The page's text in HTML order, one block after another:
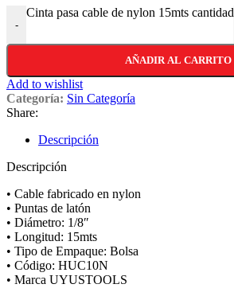
-
Cinta pasa cable de nylon 15mts cantidad
AÑADIR AL CARRITO
Add to wishlist
Categoría: Sin Categoría
Share:
Descripción
Descripción
• Cable fabricado en nylon
• Puntas de latón
• Diámetro: 1/8″
• Longitud: 15mts
• Tipo de Empaque: Bolsa
• Código: HUC10N
• Marca UYUSTOOLS